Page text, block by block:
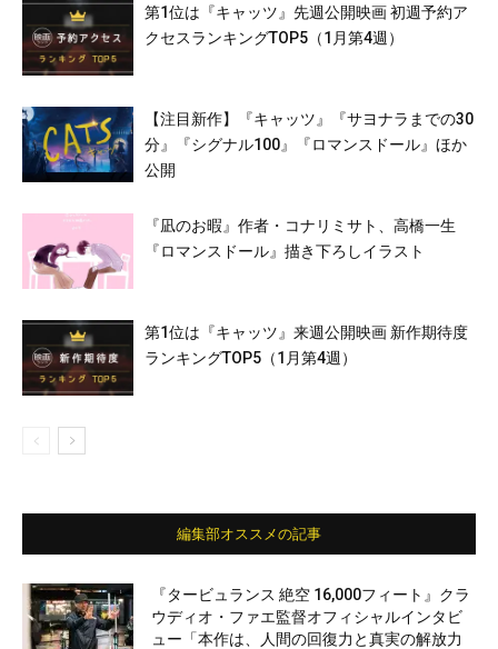
第1位は『キャッツ』先週公開映画 初週予約ア
クセスランキングTOP5（1月第4週）
【注目新作】『キャッツ』『サヨナラまでの30
分』『シグナル100』『ロマンスドール』ほか
公開
『凪のお暇』作者・コナリミサト、高橋一生
『ロマンスドール』描き下ろしイラスト
第1位は『キャッツ』来週公開映画 新作期待度
ランキングTOP5（1月第4週）
編集部オススメの記事
『タービュランス 絶空 16,000フィート』クラ
ウディオ・ファエ監督オフィシャルインタビ
ュー「本作は、人間の回復力と真実の解放力